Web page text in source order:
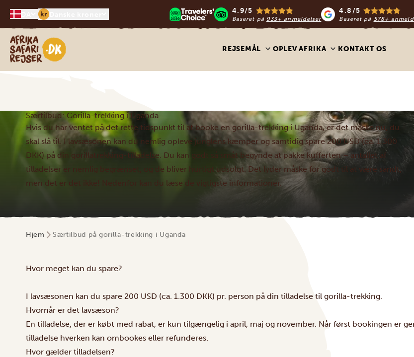
kr 4.9/5
Baseret på 933+ anmeldelser
4.8/5
Baseret på 578+
Safari-rejser i Afrika
REJSEMÅL OPLEV AFRIKA KONTAKT OS
Særtilbud: Gorilla-trekking i Uganda
Hvis du har ventet på det rette tidspunkt til at booke en gorilla-trekking i Uganda, er det måske nu, du
skal slå til. I lavsæsonen kan du nemlig opleve junglens kæmper og samtidig spare 200 USD (ca. 1.300
DKK) på din gorillatrekking-tilladelse. Du kan godt så småt begynde at pakke kufferten – antallet af
tilladelser er nemlig begrænset, og de bliver hurtigt udsolgt. Det lyder måske for godt til at være sandt,
men det er det ikke! Nedenfor kan du læse de vigtigste informationer.
Hjem Særtilbud på gorilla-trekking i Uganda
Hvor meget kan du spare?
I lavsæsonen kan du spare 200 USD (ca. 1.300 DKK) pr. person på din tilladelse til gorilla-trekking.
Hvornår er det lavsæson?
En tilladelse, der er købt med rabat, er kun tilgængelig i april, maj og november. Når først bookingen er
tilladelse hverken kan ombookes eller refunderes.
Hvor gælder tilladelsen?